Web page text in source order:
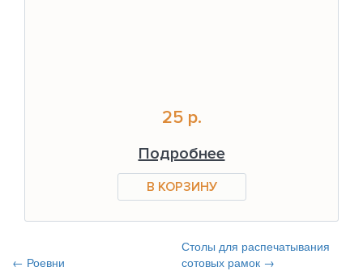
25 р.
Подробнее
← Роевни
Столы для распечатывания
сотовых рамок →